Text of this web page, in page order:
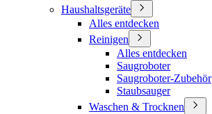
Haushaltsgeräte
Alles entdecken
Reinigen
Alles entdecken
Saugroboter
Saugroboter-Zubehör
Staubsauger
Waschen & Trocknen